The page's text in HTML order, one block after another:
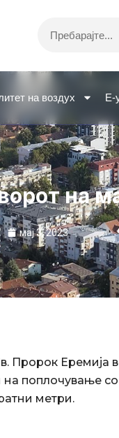
на воздух Е-
на
мај 3, 2023
Пророк Еремија
на поплочување со
метри.